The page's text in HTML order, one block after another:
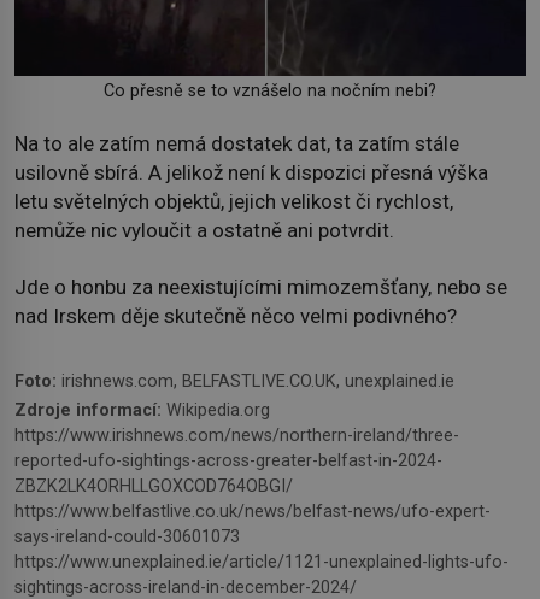
Co přesně se to vznášelo na nočním nebi?
Na to ale zatím nemá dostatek dat, ta zatím stále
usilovně sbírá. A jelikož není k dispozici přesná výška
letu světelných objektů, jejich velikost či rychlost,
nemůže nic vyloučit a ostatně ani potvrdit.
Jde o honbu za neexistujícími mimozemšťany, nebo se
nad Irskem děje skutečně něco velmi podivného?
Foto: irishnews.com, BELFASTLIVE.CO.UK, unexplained.ie
Zdroje informací: Wikipedia.org
https://www.irishnews.com/news/northern-ireland/three-
reported-ufo-sightings-across-greater-belfast-in-2024-
ZBZK2LK4ORHLLGOXCOD764OBGI/
https://www.belfastlive.co.uk/news/belfast-news/ufo-expert-
says-ireland-could-30601073
https://www.unexplained.ie/article/1121-unexplained-lights-ufo-
sightings-across-ireland-in-december-2024/